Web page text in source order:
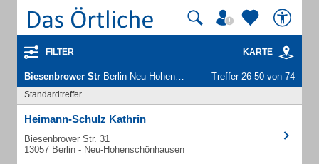
FILTER KARTE
Biesenbrower Str Berlin Neu-Hohenschönhausen - Unternehmen und Personen Treffer 26-50 von 74
Standardtreffer
Heimann-Schulz Kathrin
Biesenbrower Str. 31
13057 Berlin - Neu-Hohenschönhausen